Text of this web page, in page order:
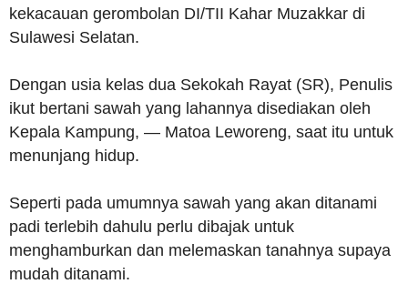
kekacauan gerombolan DI/TII Kahar Muzakkar di
Sulawesi Selatan.
Dengan usia kelas dua Sekokah Rayat (SR), Penulis
ikut bertani sawah yang lahannya disediakan oleh
Kepala Kampung, — Matoa Leworeng, saat itu untuk
menunjang hidup.
Seperti pada umumnya sawah yang akan ditanami
padi terlebih dahulu perlu dibajak untuk
menghamburkan dan melemaskan tanahnya supaya
mudah ditanami.